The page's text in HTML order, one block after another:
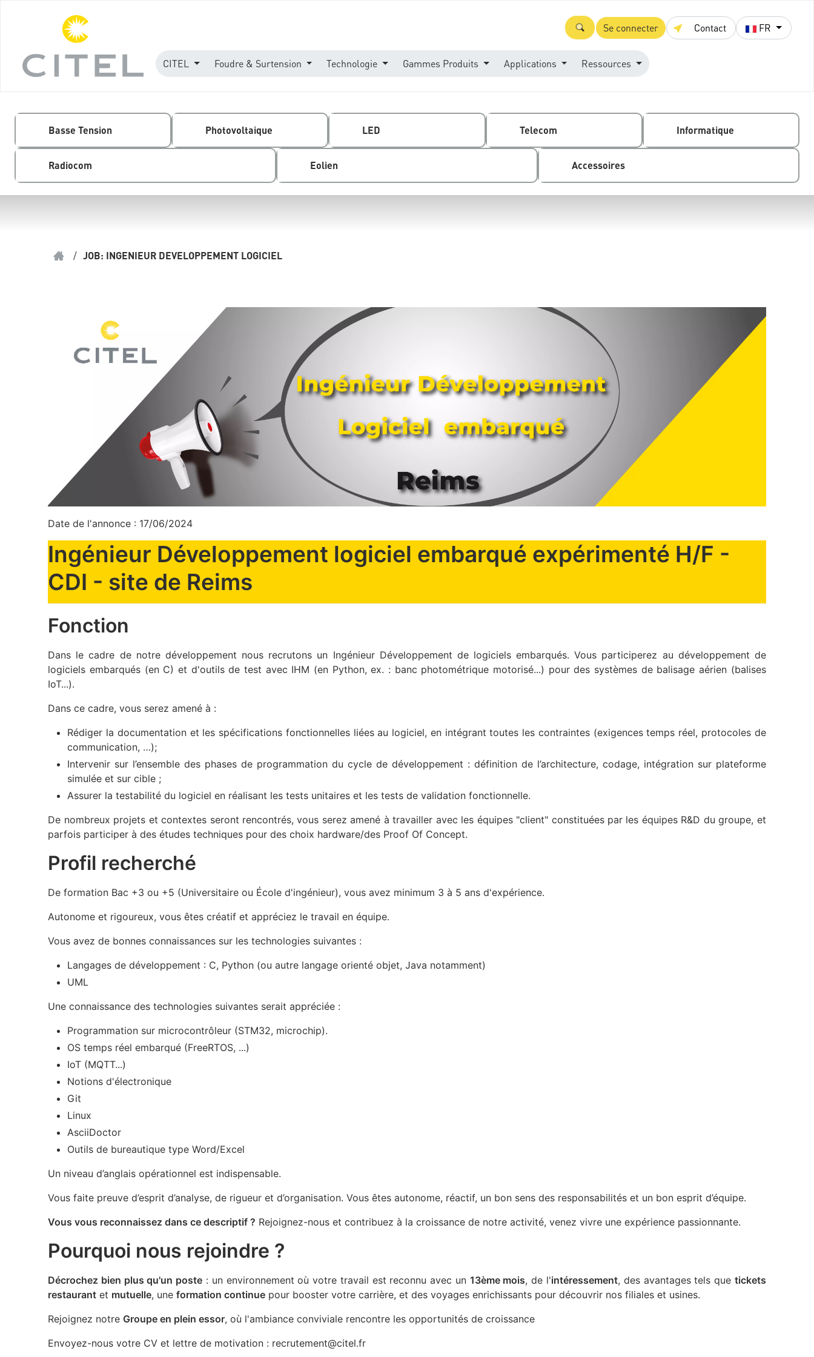
Se connecter Contact FR
CITEL Foudre & Surtension Technologie Gammes Produits Applications Ressources
Basse Tension Photovoltaique LED Telecom Informatique
Radiocom Eolien Accessoires
/ JOB: INGENIEUR DEVELOPPEMENT LOGICIEL
Date de l'annonce : 17/06/2024
Ingénieur Développement logiciel embarqué expérimenté H/F -
CDI - site de Reims
Fonction
Dans le cadre de notre développement nous recrutons un Ingénieur Développement de logiciels embarqués. Vous participerez au développement de
logiciels embarqués (en C) et d'outils de test avec IHM (en Python, ex. : banc photométrique motorisé...) pour des systèmes de balisage aérien (balises
IoT...).
Dans ce cadre, vous serez amené à :
Rédiger la documentation et les spécifications fonctionnelles liées au logiciel, en intégrant toutes les contraintes (exigences temps réel, protocoles de
communication, …);
Intervenir sur l’ensemble des phases de programmation du cycle de développement : définition de l’architecture, codage, intégration sur plateforme
simulée et sur cible ;
Assurer la testabilité du logiciel en réalisant les tests unitaires et les tests de validation fonctionnelle.
De nombreux projets et contextes seront rencontrés, vous serez amené à travailler avec les équipes "client" constituées par les équipes R&D du groupe, et
parfois participer à des études techniques pour des choix hardware/des Proof Of Concept.
Profil recherché
De formation Bac +3 ou +5 (Universitaire ou École d'ingénieur), vous avez minimum 3 à 5 ans d'expérience.
Autonome et rigoureux, vous êtes créatif et appréciez le travail en équipe.
Vous avez de bonnes connaissances sur les technologies suivantes :
Langages de développement : C, Python (ou autre langage orienté objet, Java notamment)
UML
Une connaissance des technologies suivantes serait appréciée :
Programmation sur microcontrôleur (STM32, microchip).
OS temps réel embarqué (FreeRTOS, ...)
IoT (MQTT...)
Notions d'électronique
Git
Linux
AsciiDoctor
Outils de bureautique type Word/Excel
Un niveau d’anglais opérationnel est indispensable.
Vous faite preuve d’esprit d’analyse, de rigueur et d’organisation. Vous êtes autonome, réactif, un bon sens des responsabilités et un bon esprit d’équipe.
Vous vous reconnaissez dans ce descriptif ? Rejoignez-nous et contribuez à la croissance de notre activité, venez vivre une expérience passionnante.
Pourquoi nous rejoindre ?
Décrochez bien plus qu'un poste : un environnement où votre travail est reconnu avec un 13ème mois, de l'intéressement, des avantages tels que tickets
restaurant et mutuelle, uneformation continue pour booster votre carrière, et des voyages enrichissants pour découvrir nos filiales et usines.
Rejoignez notre Groupe en plein essor, où l'ambiance conviviale rencontre les opportunités de croissance
Envoyez-nous votre CV et lettre de motivation : recrutement@citel.fr